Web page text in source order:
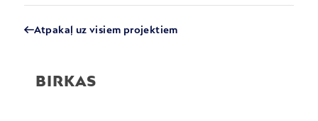
Atpakaļ uz visiem projektiem
BIRKAS